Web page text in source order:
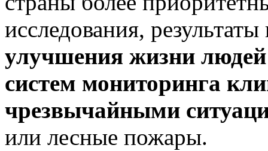
исследования,
улучшения жизни
систем мониторинга
чрезвычайными
или лесные пожары.